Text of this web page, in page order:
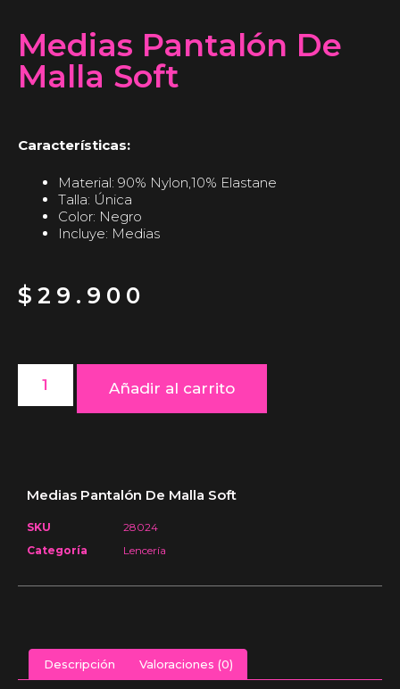
Medias Pantalón De
Malla Soft
Características:
Material: 90% Nylon,10% Elastane
Talla: Única
Color: Negro
Incluye: Medias
$ 29.900
Añadir al carrito
Medias Pantalón De Malla Soft
SKU
28024
Categoría
Lencería
Descripción Valoraciones (0)